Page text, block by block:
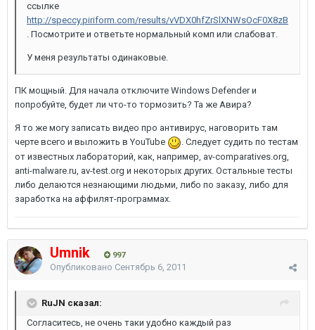
ссылке
http://speccy.piriform.com/results/vVDX0hfZrSlXNWsOcF0X8zB
. Посмотрите и ответьте нормальный комп или слабоват.
У меня результаты одинаковые.
ПК мощный. Для начала отключите Windows Defender и
попробуйте, будет ли что-то тормозить? Та же Авира?
Я то же могу записать видео про антивирус, наговорить там
черте всего и выложить в YouTube
. Следует судить по тестам
от известных лабораторий, как, например, av-comparatives.org,
anti-malware.ru, av-test.org и некоторых других. Остальные тесты
либо делаются незнающими людьми, либо по заказу, либо для
заработка на аффилят-программах.
Umnik 997
Опубликовано Сентябрь 6, 2011
RuJN сказал:
Согласитесь, не очень таки удобно каждый раз